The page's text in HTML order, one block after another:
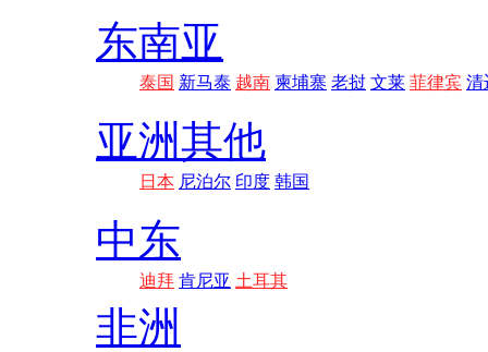
东南亚
泰国 新马泰 越南 柬埔寨 老挝 文莱 菲律宾 清
亚洲其他
日本 尼泊尔 印度 韩国
中东
迪拜 肯尼亚 土耳其
非洲